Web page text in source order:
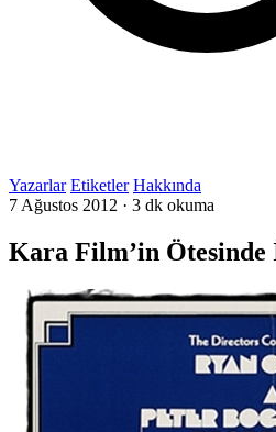
Yazarlar Etiketler Hakkında
7 Ağustos 2012 · 3 dk okuma
Kara Film’in